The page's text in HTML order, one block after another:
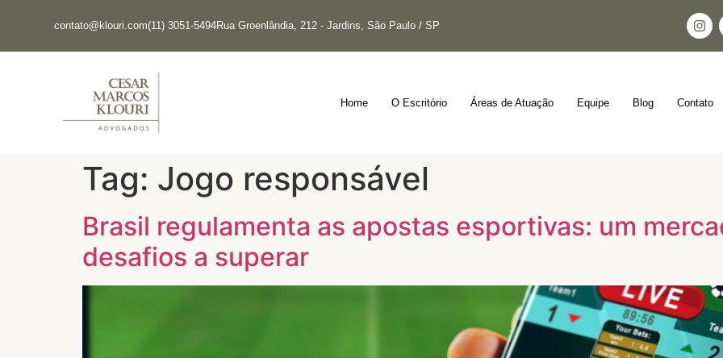
contato@klouri.com(11) 3051-5494Rua Groenlândia, 212 - Jardins, São Paulo / SP
Home O Escritório Áreas de Atuação Equipe Blog Contato
Tag: Jogo responsável
Brasil regulamenta as apostas esportivas: um
desafios a superar